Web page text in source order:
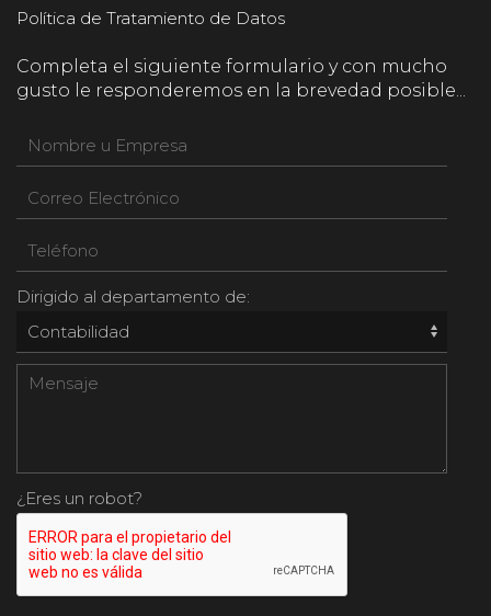
Política de Tratamiento de Datos
Completa el siguiente formulario y con mucho
gusto le responderemos en la brevedad posible...
Dirigido al departamento de:
¿Eres un robot?